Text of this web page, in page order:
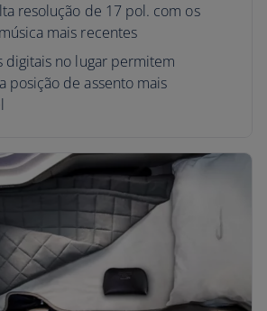
resolução de 17 pol. com os
mais recentes
digitais no lugar permitem
posição de assento mais